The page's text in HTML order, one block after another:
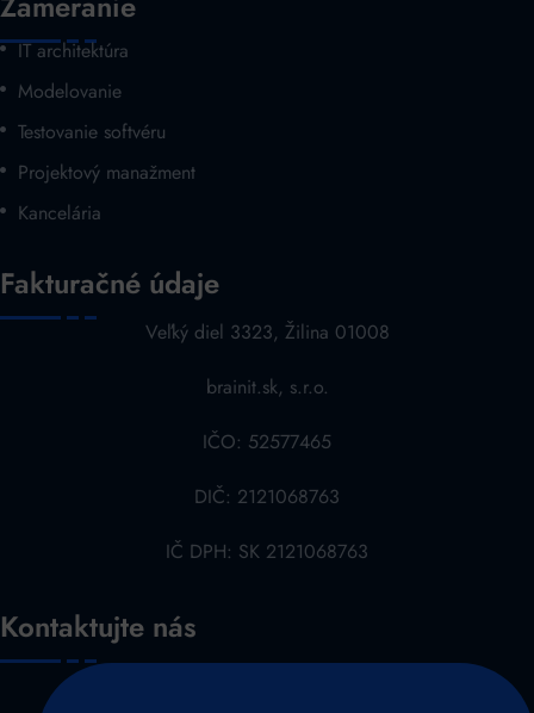
IT architektúra
Modelovanie
Testovanie softvéru
Projektový manažment
Kancelária
Fakturačné údaje
Veľký diel 3323, Žilina 01008
brainit.sk, s.r.o.
IČO: 52577465
DIČ: 2121068763
IČ DPH: SK 2121068763
Kontaktujte nás